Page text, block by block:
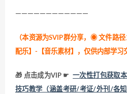
————————————
（本资源为SVIP群分享， ◉ 文件路径
配乐】-【音乐素材】，仅供内部学习
🎁 点击成为VIP ☛ 一次性打包获取
技巧教学（涵盖考研/考证/外刊/各